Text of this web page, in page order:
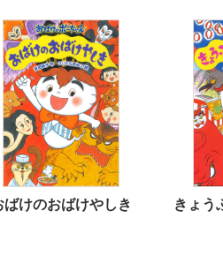
ばけのおばけやしき きょう